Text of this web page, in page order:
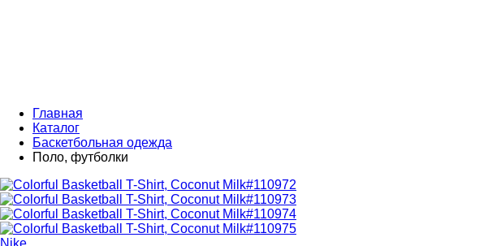
Главная
Каталог
Баскетбольная одежда
Поло, футболки
Nike